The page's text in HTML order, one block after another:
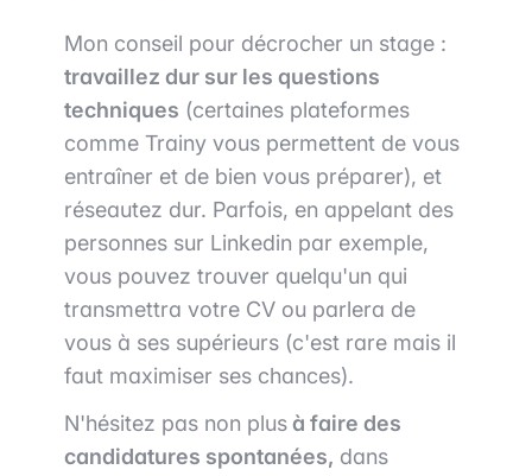
Mon conseil pour décrocher un stage :
travaillez dur sur les questions
techniques (certaines plateformes
comme Trainy vous permettent de vous
entraîner et de bien vous préparer), et
réseautez dur. Parfois, en appelant des
personnes sur Linkedin par exemple,
vous pouvez trouver quelqu'un qui
transmettra votre CV ou parlera de
vous à ses supérieurs (c'est rare mais il
faut maximiser ses chances).
N'hésitez pas non plusà faire des
candidatures spontanées, dans